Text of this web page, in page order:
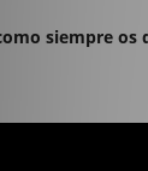
siempre os